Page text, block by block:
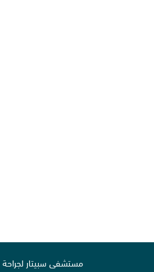
مستشفى سبيتار لجراحة